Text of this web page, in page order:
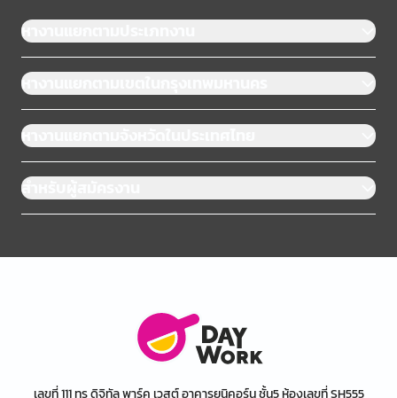
หางานแยกตามประเภทงาน
หางานแยกตามเขตในกรุงเทพมหานคร
หางานแยกตามจังหวัดในประเทศไทย
สำหรับผู้สมัครงาน
เลขที่ 111 ทรู ดิจิทัล พาร์ค เวสต์ อาคารยูนิคอร์น ชั้น5 ห้องเลขที่ SH555